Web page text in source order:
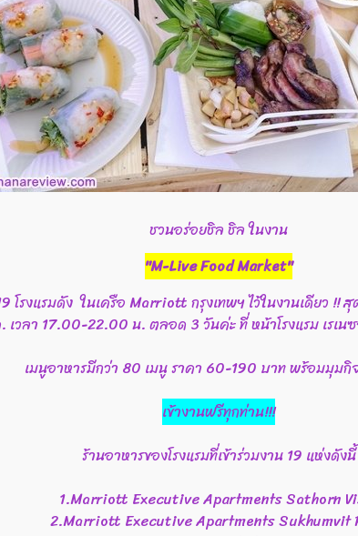
ชวนอร่อยชิล​ ชิล ในงาน​
"M-Live Food Market"
โรงแรมดัง ในเครือ Marriott กรุงเทพฯ ไว้ในงานเดียว
วลา​ 17.00-22.00 น.​ ตลอด​ 3​ วันค่ะ​ ที่​ หน้าโรงแรม เรเน
เมนูอาหารมีกว่า 80 เมนู ราคา 60-190 บาท​ พร้อมมุมกิ
เข้างานฟรีทุกท่าน!!!
ร้านอาหารของโรงแรมที่เข้าร่วม​งาน 19​ แห่งดังนี้
1.Marriott Executive Apartments Sathorn
2.Marriott Executive Apartments Sukhumvit